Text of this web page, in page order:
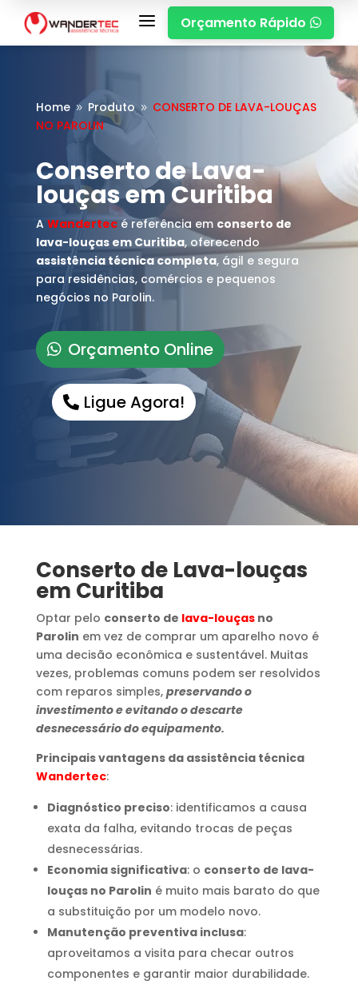
a Orçamento Rápido 
Home 9 Produto 9 CONSERTO DE LAVA-LOUÇAS
NO PAROLIN
Conserto de Lava-
louças em Curitiba
A Wandertecé referência em conserto de
lava-louças em Curitiba, oferecendo
assistência técnica completa, ágil e segura
para residências, comércios e pequenos
negócios no Parolin.
Orçamento Online
Ligue Agora!
Conserto de Lava-louças
em Curitiba
Optar pelo conserto de lava-louçasno
Parolin em vez de comprar um aparelho novo é
uma decisão econômica e sustentável. Muitas
vezes, problemas comuns podem ser resolvidos
com reparos simples, preservando o
investimento e evitando o descarte
desnecessário do equipamento.
Principais vantagens da assistência técnica
Wandertec:
Diagnóstico preciso: identificamos a causa
exata da falha, evitando trocas de peças
desnecessárias.
Economia significativa: o conserto de lava-
louças no Parolin é muito mais barato do que
a substituição por um modelo novo.
Manutenção preventiva inclusa:
aproveitamos a visita para checar outros
componentes e garantir maior durabilidade.